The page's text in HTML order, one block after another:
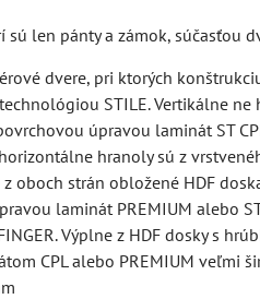
sú len pánty a zámok, súčasťou
dvere, pri ktorých
STILE. Vertikálne ne
úpravou laminát ST
hranoly sú z
oboch strán obložené HDF
laminát PREMIUM alebo
Výplne z HDF dosky s
CPL alebo PREMIUM veľmi